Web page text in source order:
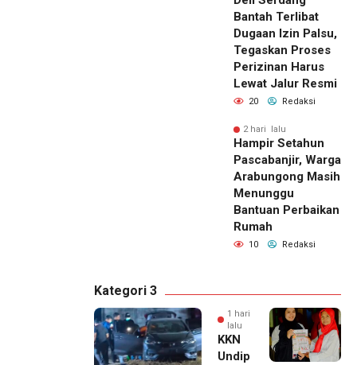
Bantah Terlibat
Dugaan Izin Palsu,
Tegaskan Proses
Perizinan Harus
Lewat Jalur Resmi
20 Redaksi
2 hari lalu
Hampir Setahun
Pascabanjir, Warga
Arabungong Masih
Menunggu
Bantuan Perbaikan
Rumah
10 Redaksi
Kategori 3
1 hari
lalu
KKN
Undip